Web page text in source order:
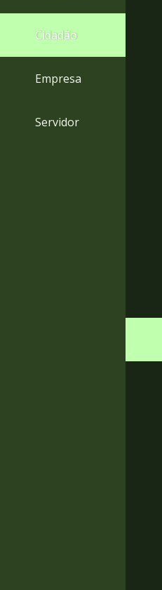
rodapé
Cidadão
Empresa
Servidor